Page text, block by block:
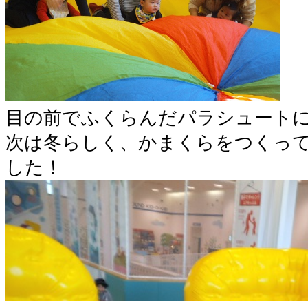
目の前でふくらんだパラシュート
次は冬らしく、かまくらをつくっ
した！